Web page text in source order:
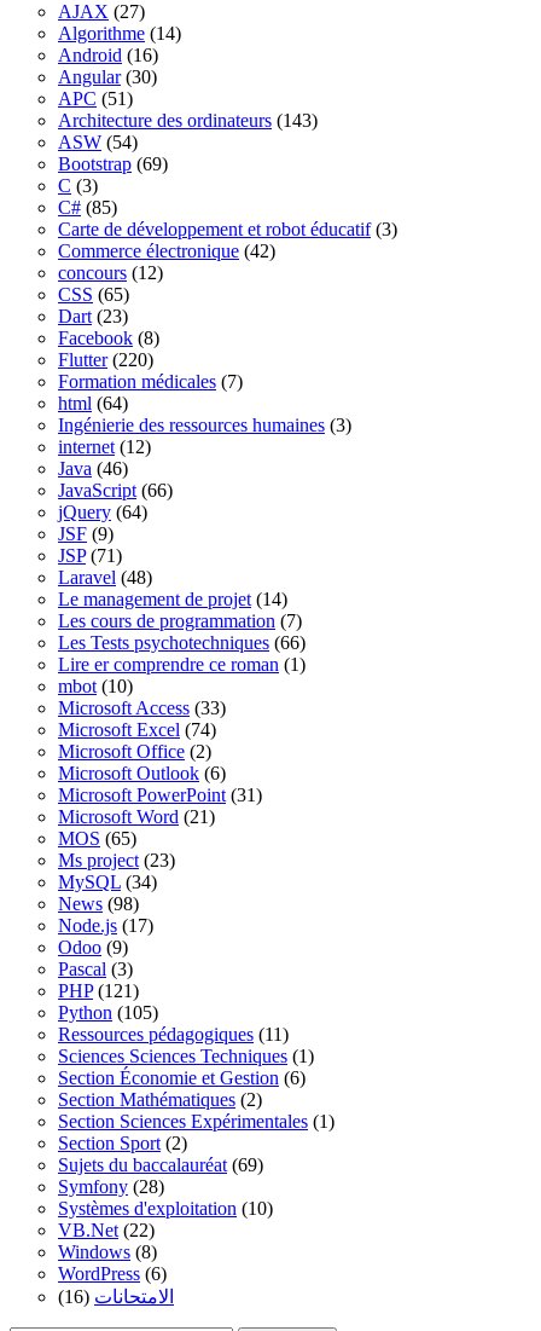
AJAX (27)
Algorithme (14)
Android (16)
Angular(30)
APC (51)
Architecture des ordinateurs (143)
ASW (54)
Bootstrap (69)
C (3)
C# (85)
Carte de développement et robot éducatif(3)
Commerce électronique (42)
concours (12)
CSS (65)
Dart (23)
Facebook (8)
Flutter(220)
Formation médicales (7)
html (64)
Ingénierie des ressources humaines (3)
internet (12)
Java (46)
JavaScript (66)
jQuery (64)
JSF (9)
JSP(71)
Laravel (48)
Le management de projet (14)
Les cours de programmation (7)
Les Tests psychotechniques (66)
Lire er comprendre ce roman (1)
mbot (10)
Microsoft Access (33)
Microsoft Excel (74)
Microsoft Office (2)
Microsoft Outlook (6)
Microsoft PowerPoint (31)
Microsoft Word (21)
MOS (65)
Ms project (23)
MySQL (34)
News (98)
Node.js (17)
Odoo (9)
Pascal (3)
PHP(121)
Python (105)
Ressources pédagogiques (11)
Sciences Sciences Techniques (1)
Section Économie et Gestion (6)
Section Mathématiques (2)
Section Sciences Expérimentales (1)
Section Sport (2)
Sujets du baccalauréat (69)
Symfony (28)
Systèmes d'exploitation (10)
VB.Net (22)
Windows (8)
WordPress (6)
الامتحانات (16)